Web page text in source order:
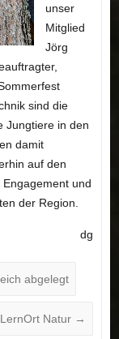
unser
Mitglied
Jörg
sind die
Jungtiere in den
damit
auf den
und
der Region.
dg
abgelegt
Natur →